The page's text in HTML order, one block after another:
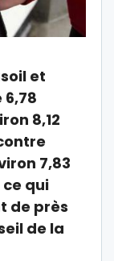
et
8,12
7,83
qui
de près
de la